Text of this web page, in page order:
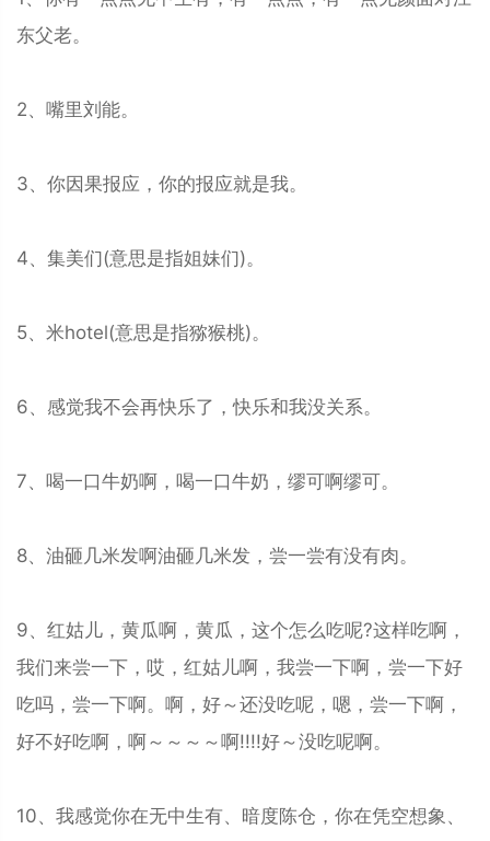
东父老。
2、嘴里刘能。
3、你因果报应，你的报应就是我。
4、集美们(意思是指姐妹们)。
5、米hotel(意思是指猕猴桃)。
6、感觉我不会再快乐了，快乐和我没关系。
7、喝一口牛奶啊，喝一口牛奶，缪可啊缪可。
8、油砸几米发啊油砸几米发，尝一尝有没有肉。
9、红姑儿，黄瓜啊，黄瓜，这个怎么吃呢?这样吃啊，
我们来尝一下，哎，红姑儿啊，我尝一下啊，尝一下好
吃吗，尝一下啊。啊，好～还没吃呢，嗯，尝一下啊，
好不好吃啊，啊～～～～啊!!!!好～没吃呢啊。
10、我感觉你在无中生有、暗度陈仓，你在凭空想象、